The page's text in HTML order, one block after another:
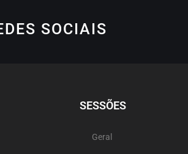
SOCIAIS
SESSÕES
Geral